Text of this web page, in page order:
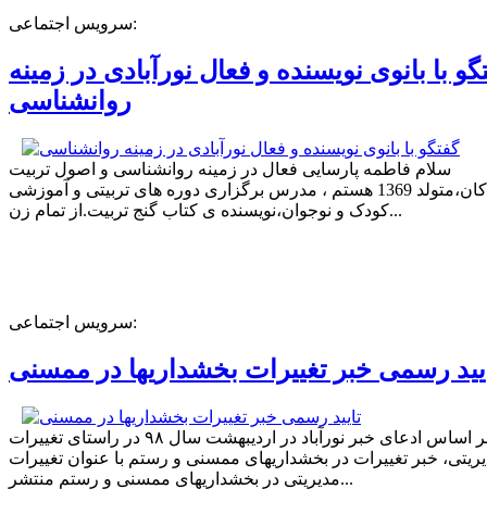
سرویس اجتماعی:
با بانوی نویسنده و فعال نورآبادی در زمینه
روانشناسی
سلام فاطمه پارسایی فعال در زمینه روانشناسی و اصول تربیت
کودکان،متولد 1369 هستم ، مدرس برگزاری دوره های تربیتی و آموزشی
کودک و نوجوان،نویسنده ی کتاب گنج تربیت.از تمام زن...
سرویس اجتماعی:
رسمی خبر تغییرات بخشداریها در ممسنی
بر اساس ادعای خبر نورآباد در اردیبهشت سال ۹۸ در راستای تغییرات
خبر تغییرات در بخشداریهای ممسنی و رستم با عنوان تغییرات
مدیریتی در بخشداریهای ممسنی و رستم منتشر...